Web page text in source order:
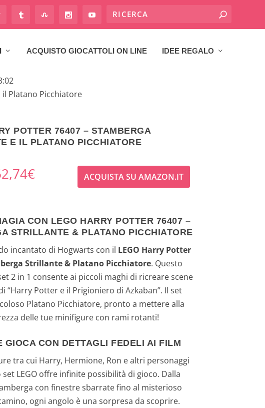
ACQUISTO GIOCATTOLI ON LINE IDEE REGALO
il Platano Picchiatore
POTTER 76407 – STAMBERGA
E IL PLATANO PICCHIATORE
€ ACQUISTA SU AMAZON.IT
CON LEGO HARRY POTTER 76407 –
STRILLANTE & PLATANO PICCHIATORE
incantato di Hogwarts con il LEGO Harry Potter
Strillante & Platano Picchiatore. Questo
2 in 1 consente ai piccoli maghi di ricreare scene
“Harry Potter e il Prigioniero di Azkaban”. Il set
Platano Picchiatore, pronto a mettere alla
delle tue minifigure con rami rotanti!
GIOCA CON DETTAGLI FEDELI AI FILM
tra cui Harry, Hermione, Ron e altri personaggi
LEGO offre infinite possibilità di gioco. Dalla
con finestre sbarrate fino al misterioso
ogni angolo è una sorpresa da scoprire.